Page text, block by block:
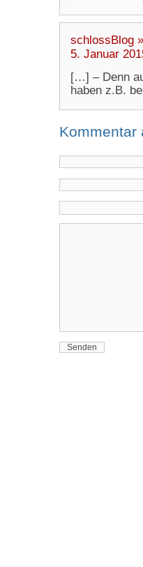
schlossBlog
5. Januar
[…] – Denn
haben z.B.
Kommentar